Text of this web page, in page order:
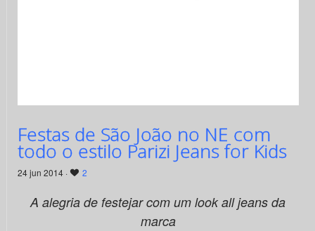
Festas de São João no NE com
todo o estilo Parizi Jeans for Kids
24 jun 2014 · 2
A alegria de festejar com um look all jeans da
marca